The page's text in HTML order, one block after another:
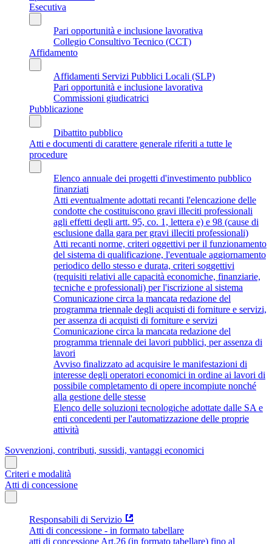
Esecutiva
Pari opportunità e inclusione lavorativa
Collegio Consultivo Tecnico (CCT)
Affidamento
Affidamenti Servizi Pubblici Locali (SLP)
Pari opportunità e inclusione lavorativa
Commissioni giudicatrici
Pubblicazione
Dibattito pubblico
Atti e documenti di carattere generale riferiti a tutte le
procedure
Elenco annuale dei progetti d'investimento pubblico
finanziati
Atti eventualmente adottati recanti l'elencazione delle
condotte che costituiscono gravi illeciti professionali
agli effetti degli artt. 95, co. 1, lettera e) e 98 (cause di
esclusione dalla gara per gravi illeciti professionali)
Atti recanti norme, criteri oggettivi per il funzionamento
del sistema di qualificazione, l'eventuale aggiornamento
periodico dello stesso e durata, criteri soggettivi
(requisiti relativi alle capacità economiche, finanziarie,
tecniche e professionali) per l'iscrizione al sistema
Comunicazione circa la mancata redazione del
programma triennale degli acquisti di forniture e servizi,
per assenza di acquisti di forniture e servizi
Comunicazione circa la mancata redazione del
programma triennale dei lavori pubblici, per assenza di
lavori
Avviso finalizzato ad acquisire le manifestazioni di
interesse degli operatori economici in ordine ai lavori di
possibile completamento di opere incompiute nonché
alla gestione delle stesse
Elenco delle soluzioni tecnologiche adottate dalle SA e
enti concedenti per l'automatizzazione delle proprie
attività
Sovvenzioni, contributi, sussidi, vantaggi economici
Criteri e modalità
Atti di concessione
Responsabili di Servizio
Atti di concessione - in formato tabellare
atti di concessione Art.26 (in formato tabellare) fino al